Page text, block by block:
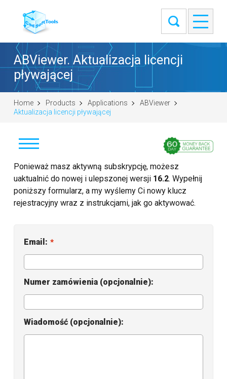
ABViewer. Aktualizacja licencji
pływającej
Home Products Applications
ABViewer
Aktualizacja licencji pływającej
Pobierz
Kup
Samouczki
Recenzje klientów
Pomoc
Ponieważ masz aktywną subskrypcję, możesz
uaktualnić do nowej i ulepszonej wersji 16.2. Wypełnij
poniższy formularz, a my wyślemy Ci nowy klucz
rejestracyjny wraz z instrukcjami, jak go aktywować.
Email: *
Numer zamówienia (opcjonalnie):
Wiadomość (opcjonalnie):